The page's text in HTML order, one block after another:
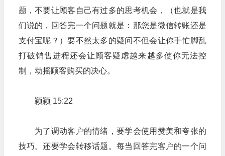
题，不要让顾客自己有过多的思考机会，（也就是我
们说的，回答完一个问题就是：那您是微信转账还是
支付宝呢？）要不然太多的疑问不但会让你手忙脚乱
打破销售进程还会让顾客疑虑越来越多使你无法控
制，动摇顾客购买的决心。
颖颖 15:22
为了调动客户的情绪，要学会使用赞美和夸张的
技巧。还要学会转移话题。每当回答完客户的一个问